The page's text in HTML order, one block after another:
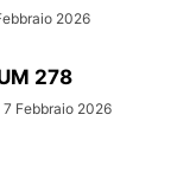
2026
278
7 Febbraio 2026